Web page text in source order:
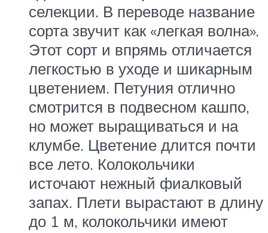
селекции. В переводе название
сорта звучит как «легкая волна».
Этот сорт и впрямь отличается
легкостью в уходе и шикарным
цветением. Петуния отлично
смотрится в подвесном кашпо,
но может выращиваться и на
клумбе. Цветение длится почти
все лето. Колокольчики
источают нежный фиалковый
запах. Плети вырастают в длину
до 1 м, колокольчики имеют